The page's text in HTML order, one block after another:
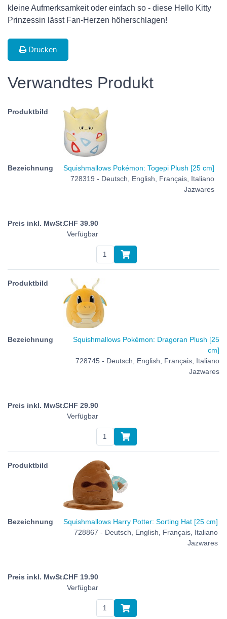
kleine Aufmerksamkeit oder einfach so - diese Hello Kitty
Prinzessin lässt Fan-Herzen höherschlagen!
Drucken
Verwandtes Produkt
Squishmallows Pokémon: Togepi Plush [25 cm]
728319 - Deutsch, English, Français, Italiano
Jazwares
CHF 39.90
Verfügbar
Squishmallows Pokémon: Dragoran Plush [25
cm]
728745 - Deutsch, English, Français, Italiano
Jazwares
CHF 29.90
Verfügbar
Squishmallows Harry Potter: Sorting Hat [25 cm]
728867 - Deutsch, English, Français, Italiano
Jazwares
CHF 19.90
Verfügbar